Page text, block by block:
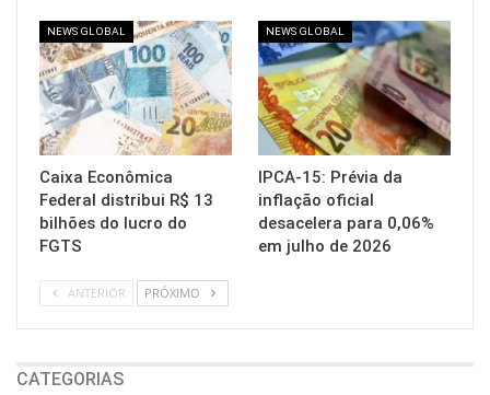
NEWS GLOBAL
Caixa Econômica
Federal distribui R$ 13
bilhões do lucro do
FGTS
NEWS GLOBAL
IPCA-15: Prévia da
inflação oficial
desacelera para 0,06%
em julho de 2026
ANTERIOR PRÓXIMO
CATEGORIAS